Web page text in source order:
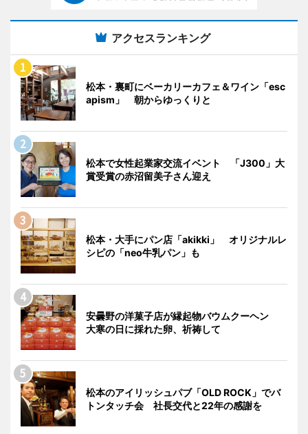
アクセスランキング
松本・裏町にベーカリーカフェ＆ワイン「esc
apism」 朝からゆっくりと
松本で女性起業家交流イベント 「J300」大
賞受賞の赤沼留美子さん迎え
松本・大手にパン店「akikki」 オリジナルレ
シピの「neo牛乳パン」も
安曇野の洋菓子店が縁起物バウムクーヘン
大寒の日に採れた卵、祈祷して
松本のアイリッシュパブ「OLD ROCK」でバ
トンタッチ会 社長交代と22年の感謝を